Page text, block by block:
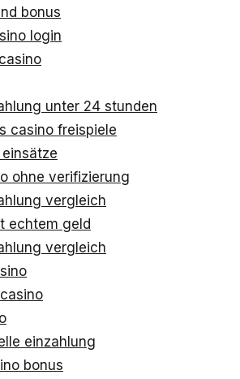
bonus
login
unter 24 stunden
casino freispiele
ohne verifizierung
vergleich
echtem geld
vergleich
einzahlung
bonus